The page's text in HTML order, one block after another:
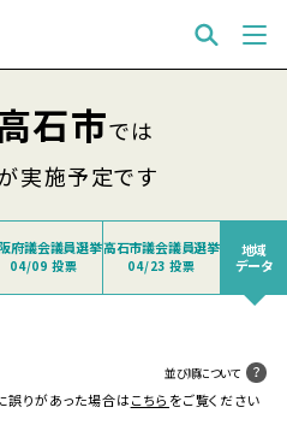
石市では
実施予定です
府議会議員選挙
04/09 投票
高石市議会議員選挙
04/23 投票
地域
データ
並び順について
りがあった場合はこちら をご覧ください